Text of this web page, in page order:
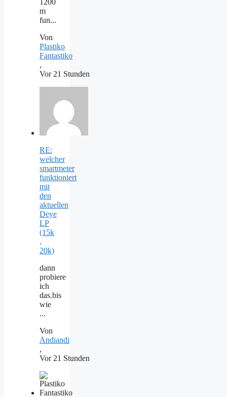
m
fun...
Von
Plastiko
Fantastiko
,
Vor 21 Stunden
RE:
welcher
smartmeter
funktioniert
mit
den
aktuellen
Deye
LP
(15k
,
20k)
dann
probiere
ich
das.bis
wie
...
Von
Andiandi
,
Vor 21 Stunden